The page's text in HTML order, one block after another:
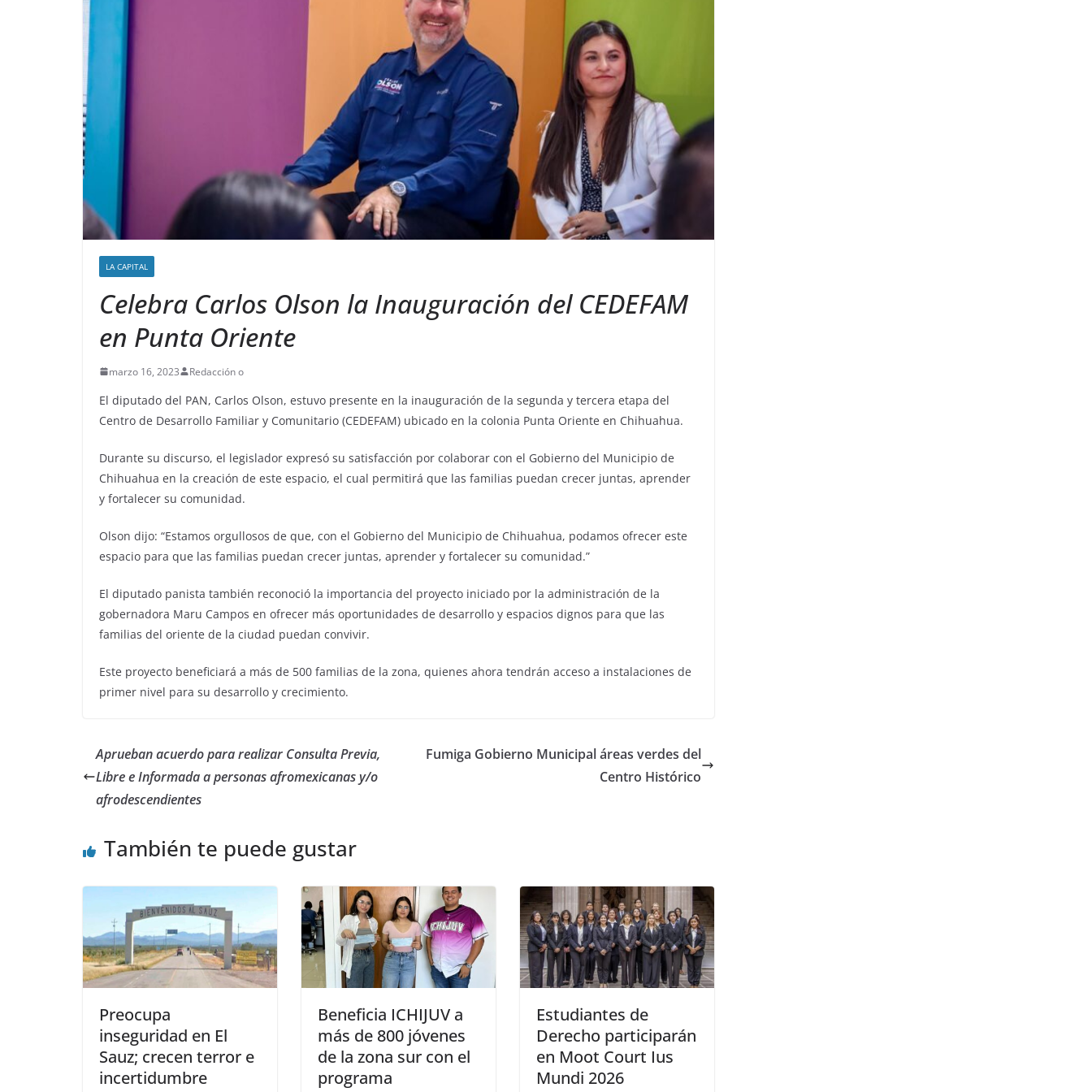
LA CAPITAL
Celebra Carlos Olson la Inauguración del CEDEFAM
en Punta Oriente
marzo 16, 2023 Redacción o
El diputado del PAN, Carlos Olson, estuvo presente en la inauguración de la segunda y tercera etapa del
Centro de Desarrollo Familiar y Comunitario (CEDEFAM) ubicado en la colonia Punta Oriente en Chihuahua.
Durante su discurso, el legislador expresó su satisfacción por colaborar con el Gobierno del Municipio de
Chihuahua en la creación de este espacio, el cual permitirá que las familias puedan crecer juntas, aprender
y fortalecer su comunidad.
Olson dijo: “Estamos orgullosos de que, con el Gobierno del Municipio de Chihuahua, podamos ofrecer este
espacio para que las familias puedan crecer juntas, aprender y fortalecer su comunidad.”
El diputado panista también reconoció la importancia del proyecto iniciado por la administración de la
gobernadora Maru Campos en ofrecer más oportunidades de desarrollo y espacios dignos para que las
familias del oriente de la ciudad puedan convivir.
Este proyecto beneficiará a más de 500 familias de la zona, quienes ahora tendrán acceso a instalaciones de
primer nivel para su desarrollo y crecimiento.
Aprueban acuerdo para realizar Consulta Previa,
Libre e Informada a personas afromexicanas y/o
afrodescendientes
Fumiga Gobierno Municipal áreas verdes del
Centro Histórico
También te puede gustar
Preocupa
inseguridad en El
Sauz; crecen terror e
incertidumbre
Beneficia ICHIJUV a
más de 800 jóvenes
de la zona sur con el
programa
Estudiantes de
Derecho participarán
en Moot Court Ius
Mundi 2026